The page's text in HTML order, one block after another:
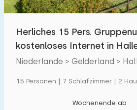
Herliches 15 Pers.
kostenloses Internet in
Niederlande > Gelderland >
15 Personen | 7 Schlafzimmer | 2
Wochenende ab